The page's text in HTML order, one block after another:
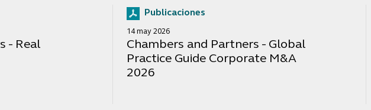
- Real
Publicaciones
14 may 2026
Chambers and Partners - Global
Practice Guide Corporate M&A
2026